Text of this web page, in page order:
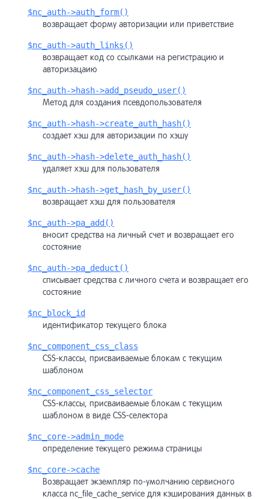
$nc_auth->auth_form()
возвращает форму авторизации или приветствие
$nc_auth->auth_links()
возвращает код со ссылками на регистрацию и
авторизацаию
$nc_auth->hash->add_pseudo_user()
Метод для создания псевдопользователя
$nc_auth->hash->create_auth_hash()
создает хэш для авторизации по хэшу
$nc_auth->hash->delete_auth_hash()
удаляет хэш для пользователя
$nc_auth->hash->get_hash_by_user()
возвращает хэш для пользователя
$nc_auth->pa_add()
вносит средства на личный счет и возвращает его
состояние
$nc_auth->pa_deduct()
списывает средства с личного счета и возвращает его
состояние
$nc_block_id
идентификатор текущего блока
$nc_component_css_class
CSS-классы, присваиваемые блокам с текущим
шаблоном
$nc_component_css_selector
CSS-классы, присваиваемые блокам с текущим
шаблоном в виде CSS-селектора
$nc_core->admin_mode
определение текущего режима страницы
$nc_core->cache
Возвращает экземпляр по-умолчанию сервисного
класса nc_file_cache_service для кэширования данных в